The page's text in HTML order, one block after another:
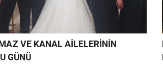
VE KANAL AİLELERİNİN
GÜNÜ